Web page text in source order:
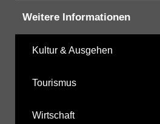
Weitere Informationen
Kultur & Ausgehen
Tourismus
Wirtschaft